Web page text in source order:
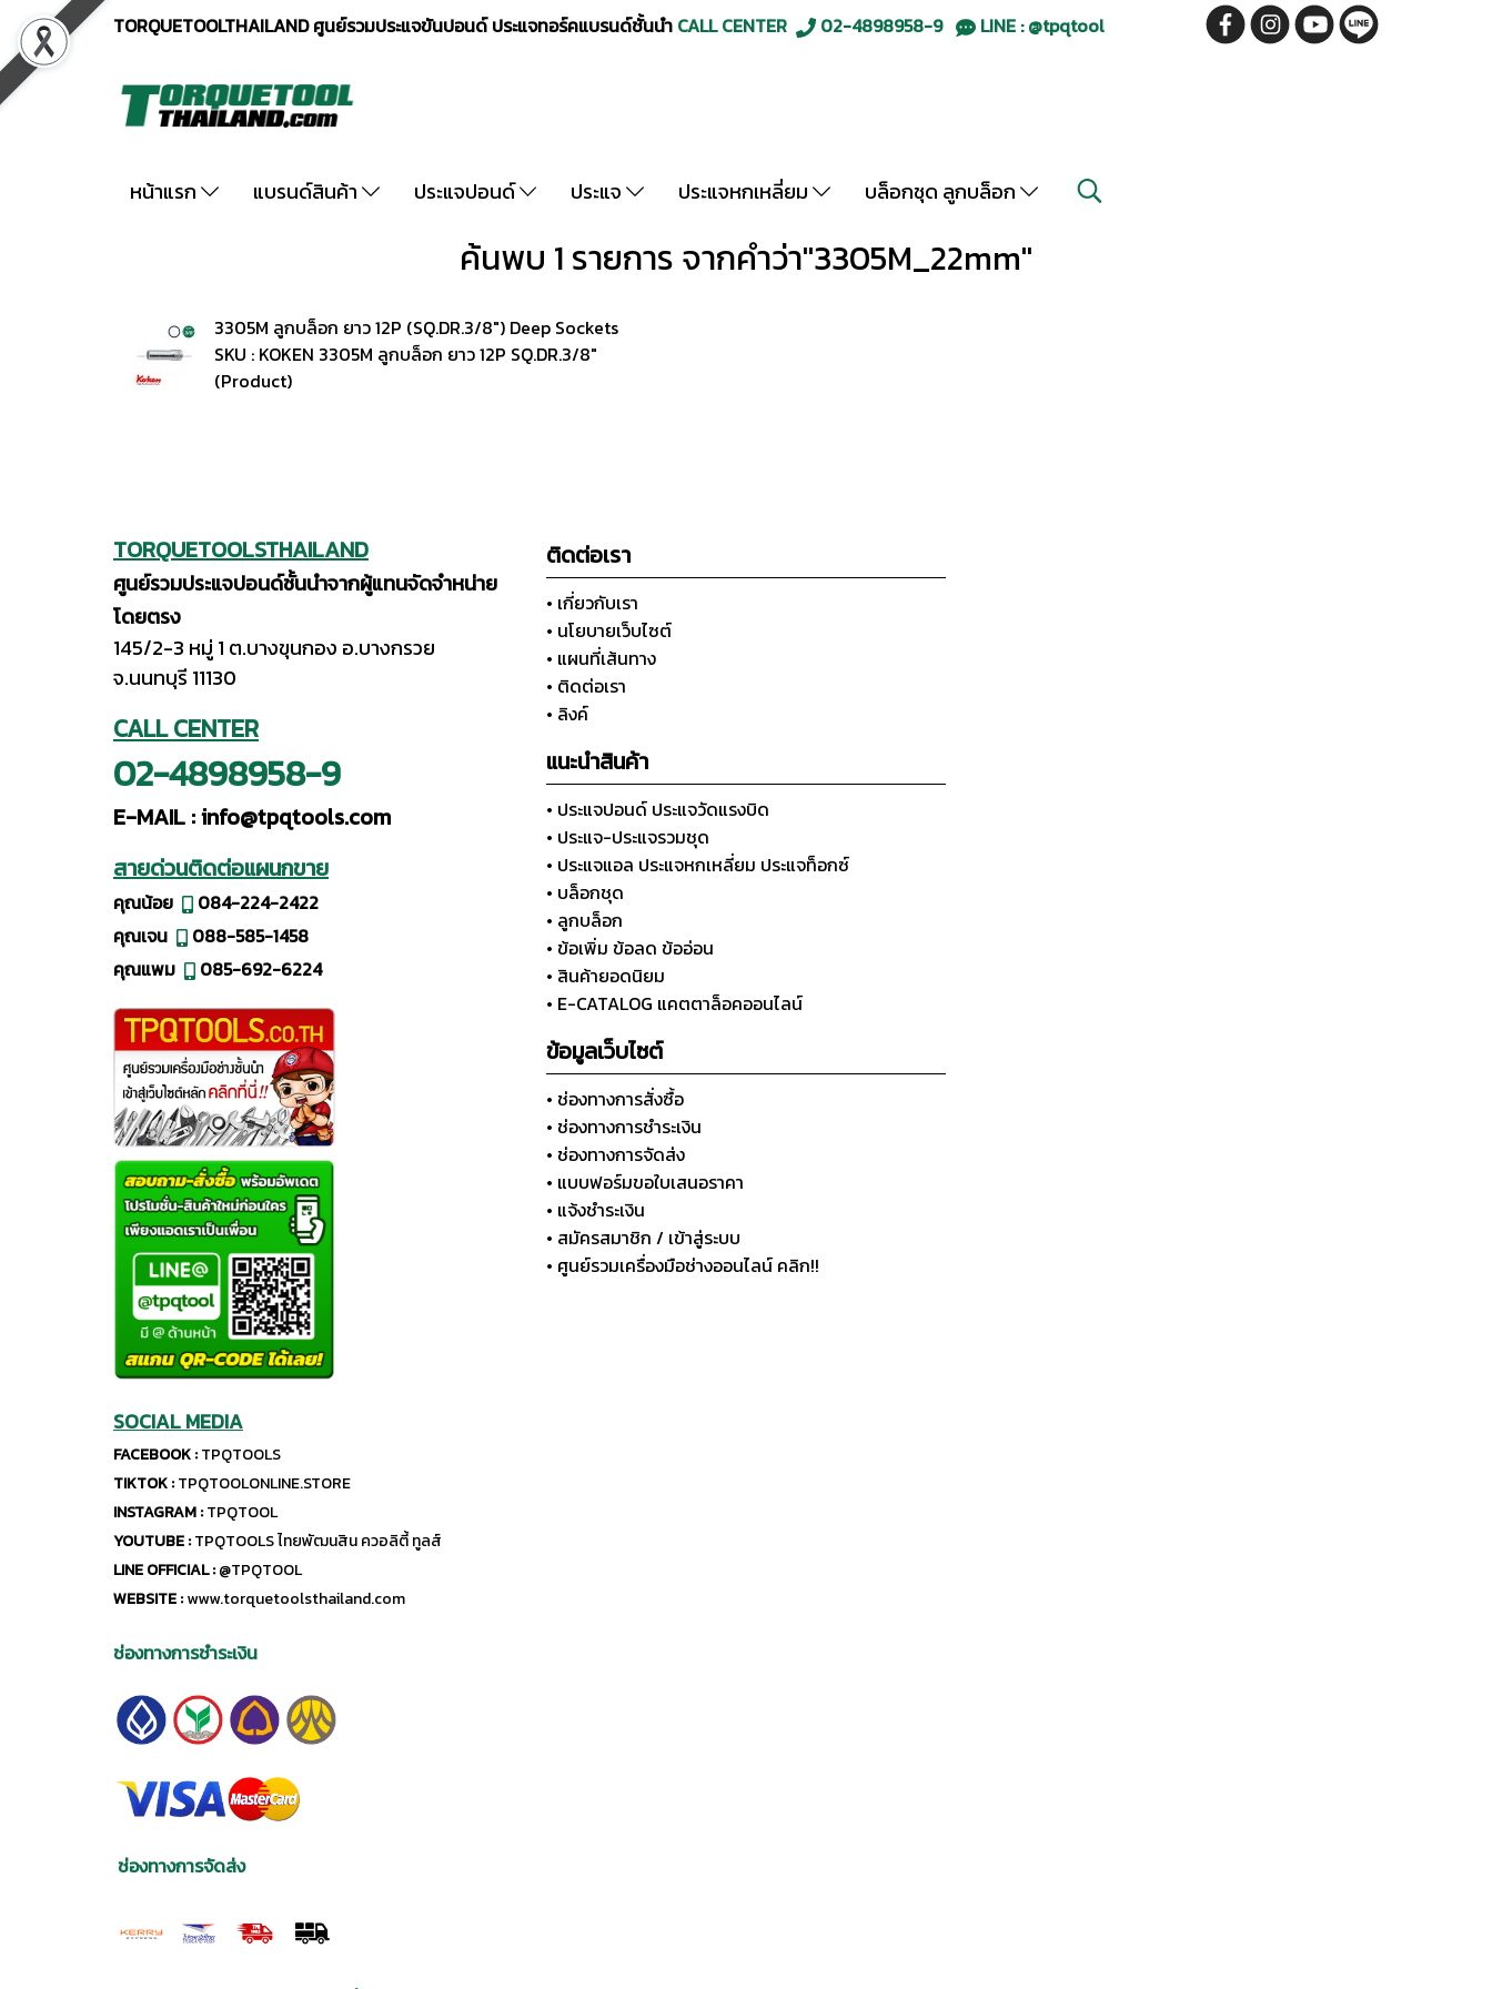
TORQUETOOLTHAILAND ศูนย์รวมประแจขันปอนด์ ประแจทอร์คแบรนด์ชั้นนำ CALL CENTER 02-4898958-9 LINE : @tpqtool
หน้าแรก แบรนด์สินค้า ประแจปอนด์ ประแจ ประแจหกเหลี่ยม บล็อกชุด ลูกบล็อก
ค้นพบ 1 รายการ จากคำว่า"3305M_22mm"
3305M ลูกบล็อก ยาว 12P (SQ.DR.3/8") Deep Sockets
SKU : KOKEN 3305M ลูกบล็อก ยาว 12P SQ.DR.3/8"
(Product)
TORQUETOOLSTHAILAND
ศูนย์รวมประแจปอนด์ชั้นนำจากผู้แทนจัดจำหน่าย
โดยตรง
145/2-3 หมู่ 1 ต.บางขุนกอง อ.บางกรวย
จ.นนทบุรี 11130
CALL CENTER
02-4898958-9
E-MAIL :info@tpqtools.com
สายด่วนติดต่อแผนกขาย
คุณน้อย
084-224-2422
คุณเจน
088-585-1458
คุณแพม
085-692-6224
SOCIAL MEDIA
FACEBOOK :TPQTOOLS
TIKTOK :TPQTOOLONLINE.STORE
INSTAGRAM :TPQTOOL
YOUTUBE :TPQTOOLS ไทยพัฒนสิน ควอลิตี้ ทูลส์
LINE OFFICIAL :@TPQTOOL
WEBSITE :www.torquetoolsthailand.com
ช่องทางการชำระเงิน
ช่องทางการจัดส่ง
ติดต่อเรา
• เกี่ยวกับเรา
• นโยบายเว็บไซต์
• แผนที่เส้นทาง
• ติดต่อเรา
• ลิงค์
แนะนำสินค้า
• ประแจปอนด์ ประแจวัดแรงบิด
• ประแจ-ประแจรวมชุด
• ประแจแอล ประแจหกเหลี่ยม ประแจท็อกซ์
• บล็อกชุด
• ลูกบล็อก
• ข้อเพิ่ม ข้อลด ข้ออ่อน
• สินค้ายอดนิยม
• E-CATALOG แคตตาล็อคออนไลน์
ข้อมูลเว็บไซต์
• ช่องทางการสั่งซื้อ
• ช่องทางการชำระเงิน
• ช่องทางการจัดส่ง
• แบบฟอร์มขอใบเสนอราคา
• แจ้งชำระเงิน
• สมัครสมาชิก / เข้าสู่ระบบ
• ศูนย์รวมเครื่องมือช่างออนไลน์ คลิก!!